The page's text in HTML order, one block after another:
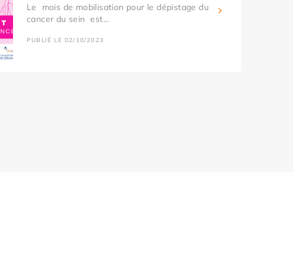
Le mois de mobilisation pour le dépistage du
cancer du sein est...
PUBLIÉ LE 02/10/2023